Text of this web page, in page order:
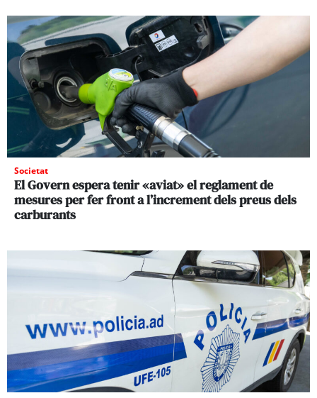
Societat
El Govern espera tenir «aviat» el reglament de
mesures per fer front a l’increment dels preus dels
carburants